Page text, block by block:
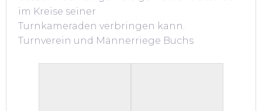
im Kreise seiner
Turnkameraden verbringen kann.
Turnverein und Männerriege Buchs